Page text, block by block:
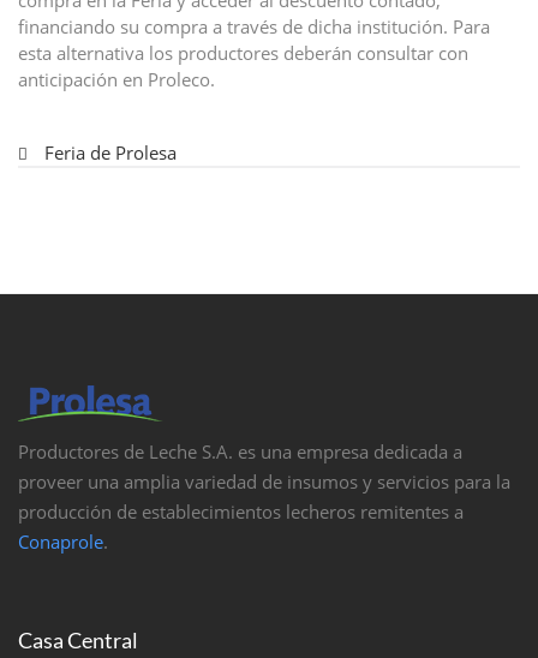
financiando su compra a través de dicha institución. Para
esta alternativa los productores deberán consultar con
anticipación en Proleco.
Feria de Prolesa
Productores de Leche S.A. es una empresa dedicada a
proveer una amplia variedad de insumos y servicios para la
producción de establecimientos lecheros remitentes a
Conaprole.
Casa Central